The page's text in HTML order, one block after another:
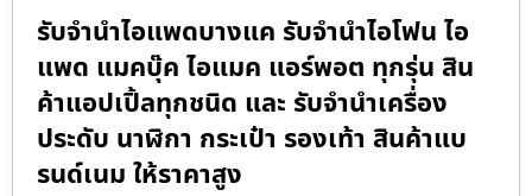
รับจำนำไอแพดบางแค รับจำนำไอโฟน ไอ
แพด แมคบุ๊ค ไอแมค แอร์พอต ทุกรุ่น สิน
ค้าแอปเปิ้ลทุกชนิด และ รับจำนำเครื่อง
ประดับ นาฬิกา กระเป๋า รองเท้า สินค้าแบ
รนด์เนม ให้ราคาสูง